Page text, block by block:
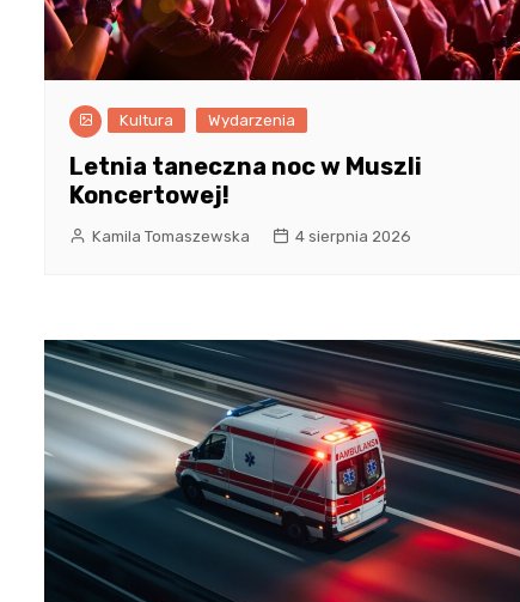
Kultura Wydarzenia
Letnia taneczna noc w Muszli
Koncertowej!
Kamila Tomaszewska 4 sierpnia 2026